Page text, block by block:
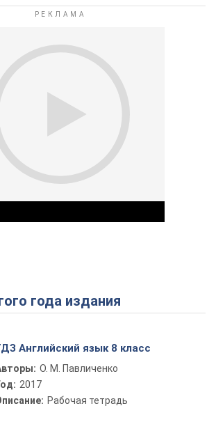
Play Video
года издания
Английский язык 8 класс
О. М. Павличенко
2017
Рабочая тетрадь